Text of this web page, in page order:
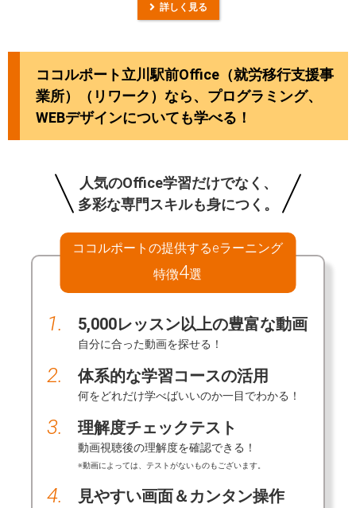
詳しく見る
ココルポート立川駅前Office（就労移行支援事
業所）（リワーク）なら、プログラミング、
WEBデザインについても学べる！
人気のOffice学習だけでなく、
多彩な専門スキルも身につく。
ココルポートの提供するeラーニング
特徴4選
1. 5,000レッスン以上の豊富な動画
自分に合った動画を探せる！
2. 体系的な学習コースの活用
何をどれだけ学べばいいのか一目でわかる！
3. 理解度チェックテスト
動画視聴後の理解度を確認できる！
※動画によっては、テストがないものもございます。
4. 見やすい画面＆カンタン操作